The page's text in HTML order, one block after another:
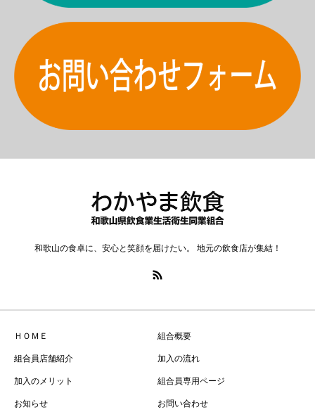
和歌山の食卓に、安心と笑顔を届けたい。 地元の飲食店が集結！
ＨＯＭＥ 組合概要
組合員店舗紹介 加入の流れ
加入のメリット 組合員専用ページ
お知らせ お問い合わせ